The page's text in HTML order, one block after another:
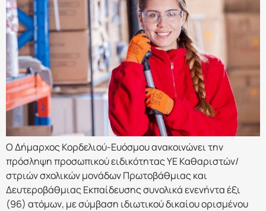
Ο Δήμαρχος Κορδελιού-Ευόσμου ανακοινώνει την
πρόσληψη προσωπικού ειδικότητας ΥΕ Καθαριστών/
στριών σχολικών μονάδων Πρωτοβάθμιας και
Δευτεροβάθμιας Εκπαίδευσης συνολικά ενενήντα έξι
(96) ατόμων, με σύμβαση ιδιωτικού δικαίου ορισμένου